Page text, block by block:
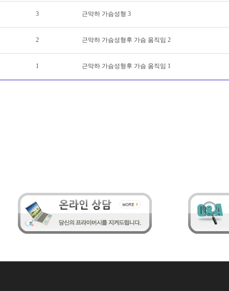
3 근막하 가슴성형 3
2 근막하 가슴성형후 가슴 움직임 2
1 근막하 가슴성형후 가슴 움직임 1